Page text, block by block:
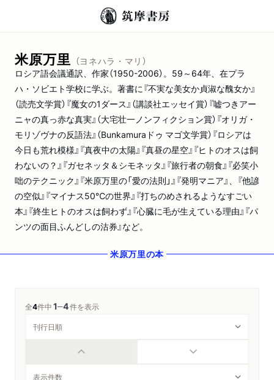
米原万里 （ヨネハラ・マリ）
ロシア語会議通訳、作家（1950-2006）。59～64年、在プラ
ハ・ソビエト学校に学ぶ。著書に『不実な美女か貞淑な醜女か』
（読売文学賞）『魔女の1ダース』（講談社エッセイ賞）『嘘つきアー
ニャの真っ赤な真実』（大宅壮一ノンフィクション賞）『オリガ・
モリゾヴナの反語法』（Bunkamuraドゥ マゴ文学賞）『ロシアは
今日も荒れ模様』『真夜中の太陽』『真昼の星空』『ヒトのオスは飼
わないの？』『ガセネッタ＆シモネッタ』『旅行者の朝食』『必笑小
咄のテクニック』『米原万里の「愛の法則」』『発明マニア』、『他諺
の空似』『マイナス50℃の世界』『打ちのめされるようなすごい
本』『終生ヒトのオスは飼わず』『心臓に毛が生えている理由』『パ
ンツの面目ふんどしの沽券』など。
米原万里の本
全4件中1─4件を表示